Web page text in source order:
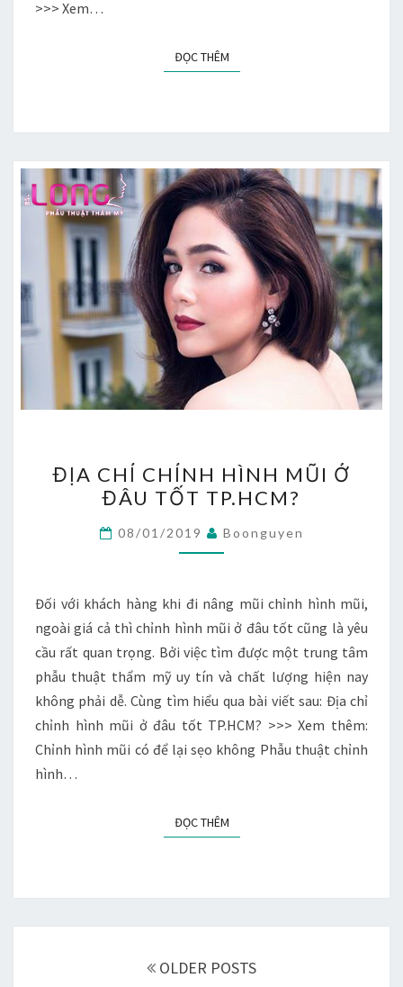
>>> Xem…
ĐỌC THÊMĐỌC THÊM
CHỈ
CHỈNH
HÌNH
MŨI
ĐÂU
TỐT
TP.HCM?
ĐỊA CHỈ CHỈNH HÌNH MŨI Ở
ĐÂU TỐT TP.HCM?
08/01/2019 Boonguyen
Đối với khách hàng khi đi nâng mũi chỉnh hình mũi,
ngoài giá cả thì chỉnh hình mũi ở đâu tốt cũng là yêu
cầu rất quan trọng. Bởi việc tìm được một trung tâm
phẫu thuật thẩm mỹ uy tín và chất lượng hiện nay
không phải dễ. Cùng tìm hiểu qua bài viết sau: Địa chỉ
chỉnh hình mũi ở đâu tốt TP.HCM? >>> Xem thêm:
Chỉnh hình mũi có để lại sẹo không Phẫu thuật chỉnh
hình…
ĐỌC THÊMĐỌC THÊM
OLDER POSTS